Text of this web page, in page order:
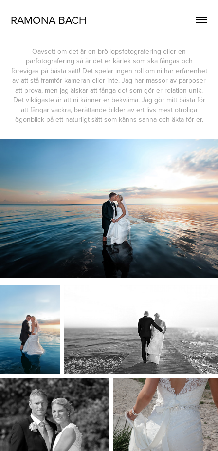
RAMONA BACH
Oavsett om det är en bröllopsfotografering eller en
parfotografering så är det er kärlek som ska fångas och
förevigas på bästa sätt! Det spelar ingen roll om ni har erfarenhet
av att stå framför kameran eller inte. Jag har massor av parposer
att prova, men jag älskar att fånga det som gör er relation unik.
Det viktigaste är att ni känner er bekväma. Jag gör mitt bästa för
att fångar vackra, berättande bilder av ert livs mest otroliga
ögonblick på ett naturligt sätt som känns sanna och äkta för er.